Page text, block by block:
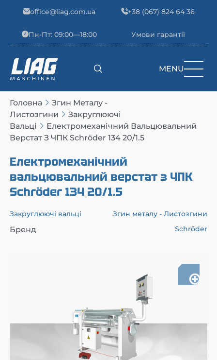
office@liag.com.ua +38 (067) 824 64 36
Пн-Пт: 09:00—18:00 Умови гарантії
Main Navigation MENU
Головна
Згин Металу -
Листозгини
Закруглюючі
Вальці
Електромеханічний Вальцювальний
Верстат З ЧПК Schröder 134 20/1.5
Електромеханічний
вальцювальний верстат з ЧПК
Schröder 134 20/1.5
Закруглюючі вальці Згин металу - Листозгини
Бренд Schröder